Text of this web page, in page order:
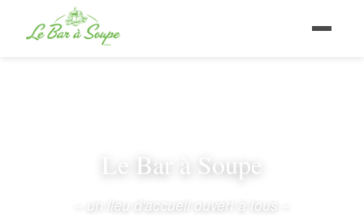
Le Bar à Soupe
– un lieu d'accueil ouvert à tous –